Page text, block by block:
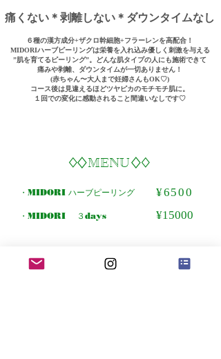
​痛くない＊剥離しない＊ダウンタイムなし
６種の漢方成分+ザクロ幹細胞+フラーレンを高配合！
MIDORIハーブピーリングは栄養を入れ込み優しく刺激を与える
”肌を育てるピーリング”。どんな肌タイプの人にも施術できて
痛みや剥離、ダウンタイムが一切ありません！
(赤ちゃん〜大人まで妊婦さんもOK♡)
コース後は見違えるほどツヤピカのモチモチ肌に。
１回での変化に感動されること間違いなしです♡
​♢MENU♢
・MIDORI ハーブピーリング
・MIDORI ３days
​♢ ​♢
¥6500
¥15000